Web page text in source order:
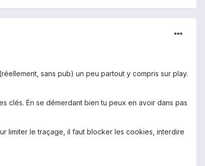
sans pub) un peu partout y compris sur play.
clés. En se démerdant bien tu peux en avoir dans pas
limiter le traçage, il faut blocker les cookies, interdire